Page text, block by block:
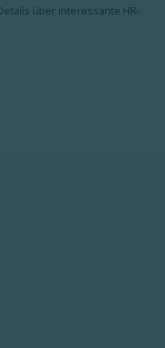
über interessante HR-